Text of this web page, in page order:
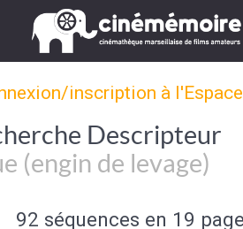
inscription à
Descripteur
(engin de levage)
92 séquences en 19